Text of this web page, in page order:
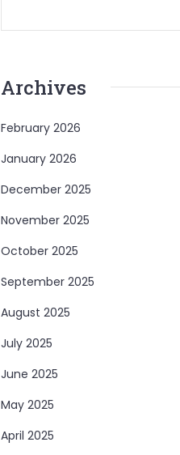
Archives
February 2026
January 2026
December 2025
November 2025
October 2025
September 2025
August 2025
July 2025
June 2025
May 2025
April 2025